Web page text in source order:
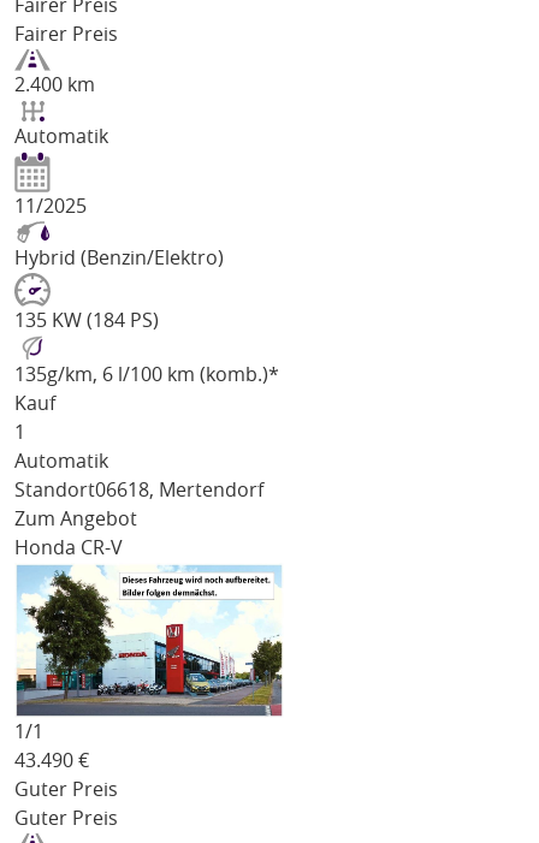
Fairer Preis
Fairer Preis
2.400 km
Automatik
11/2025
Hybrid (Benzin/Elektro)
135 KW (184 PS)
135g/km, 6 l/100 km (komb.)*
Kauf
1
Automatik
Standort06618, Mertendorf
Zum Angebot
Honda CR-V
1/1
43.490 €
Guter Preis
Guter Preis